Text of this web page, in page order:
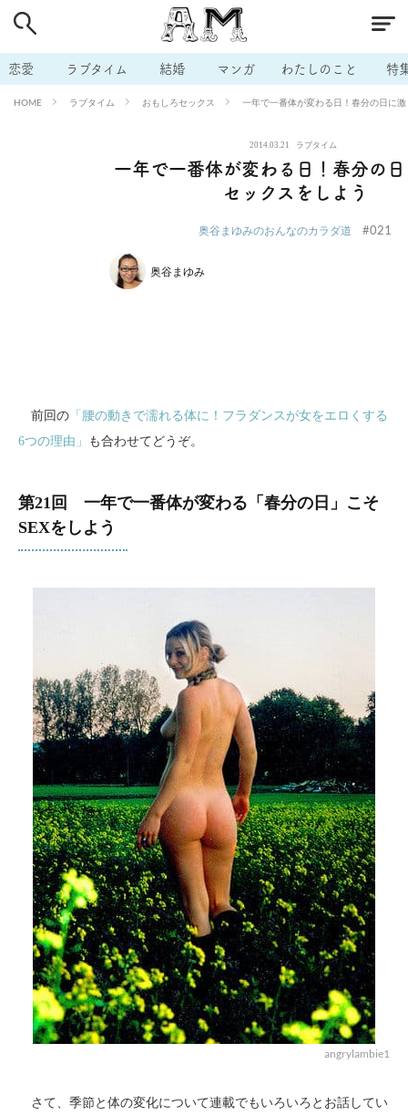
恋愛 ラブタイム 結婚 マンガ わたしのこと 特
HOME ラブタイム おもしろセックス 一年で一番体が変わる日！春分の日に
2014.03.21 ラブタイム
一年で一番体が変わる日！春分の
セックスをしよう
奥谷まゆみのおんなのカラダ道 #021
奥谷まゆみ
前回の 「腰の動きで濡れる体に！フラダンスが女をエロくする
6つの理由」
も合わせてどうぞ。
第21回 一年で一番体が変わる「春分の日」こそ
SEXをしよう
angrylambie1
さて、季節と体の変化について連載でもいろいろとお話してい
# 男の本音 # セフレ # 不倫
# 出会う方法 # マッチングアプリ # ラブグッズ # 体の相